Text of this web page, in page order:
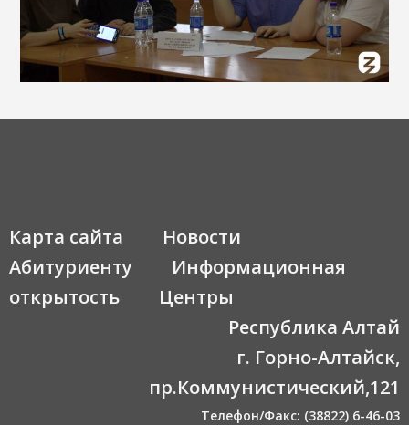
Карта сайта
Новости
Абитуриенту
Информационная
открытость
Центры
Республика Алтай
г. Горно-Алтайск,
пр.Коммунистический,121
Телефон/Факс: (38822) 6-46-03